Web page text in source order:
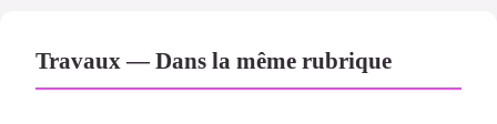
Travaux — Dans la même rubrique